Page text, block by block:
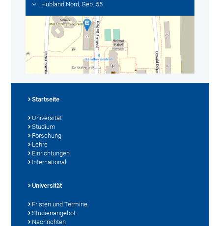
Hubland Nord, Geb. 55
Startseite
Universität
Studium
Forschung
Lehre
Einrichtungen
International
Universität
Fristen und Termine
Studienangebot
Nachrichten